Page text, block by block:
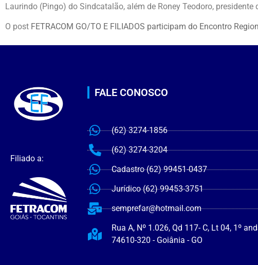
Laurindo (Pingo) do Sindcatalão, além de Roney Teodoro, presidente
O post FETRACOM GO/TO E FILIADOS participam do Encontro
Filiado a:
FALE CONOSCO
(62) 3274-1856
(62) 3274-3204
Cadastro (62) 99451-0437
Jurídico (62) 99453-3751
semprefar@hotmail.com
Rua A, Nº 1.026, Qd 117- C, Lt 04, 1º
74610-320 - Goiânia - GO